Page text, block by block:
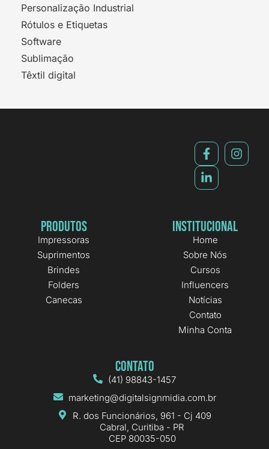
Personalização Industrial
Rótulos e Etiquetas
Software
Sublimação
Têxtil digital
Produtos
Impressoras
Suprimentos
Brindes
Folders
Canecas
Institucional
Home
Sobre Nós
Cursos
Influencers
Notícias
Contato
Minha Conta
Contato
(41) 98843-1457
marketing@digitalsignmidia.com.br
R. dos Funcionários, 961 - Cj 409
Cabral, Curitiba - PR
CEP 80035-050